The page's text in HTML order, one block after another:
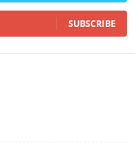
SUBSCRIBE